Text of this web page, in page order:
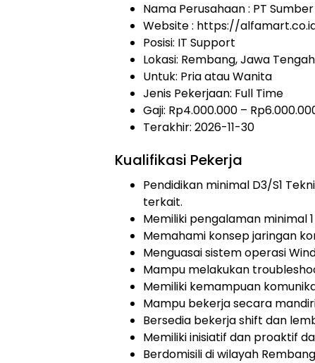
Nama Perusahaan : PT
Website : https://
Posisi: IT Support
Lokasi: Rembang, Jawa
Untuk: Pria atau Wanita
Jenis Pekerjaan: Full Time
Gaji: Rp4.000.000 – Rp
Terakhir: 2026-11-30
Kualifikasi Pekerja
Pendidikan minimal D3/S1
terkait.
Memiliki pengalaman minimal
Memahami konsep jaringan
Menguasai sistem operasi
Mampu melakukan
Memiliki kemampuan
Mampu bekerja secara
Bersedia bekerja shift dan
Memiliki inisiatif dan proaktif
Berdomisili di wilayah